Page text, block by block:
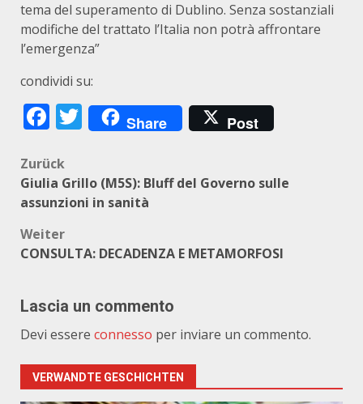
tema del superamento di Dublino. Senza sostanziali
modifiche del trattato l’Italia non potrà affrontare
l’emergenza”
condividi su:
Facebook
Twitter
Share Post
Beitragsnavigation
Zurück
Giulia Grillo (M5S): Bluff del Governo sulle
assunzioni in sanità
Weiter
CONSULTA: DECADENZA E METAMORFOSI
Lascia un commento
Devi essere connesso per inviare un commento.
VERWANDTE GESCHICHTEN